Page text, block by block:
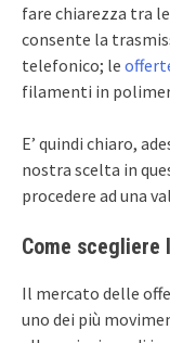
fare chiarezza tra
consente la
telefonico; le
filamenti in
E’ quindi chiaro,
nostra scelta in
procedere ad una
Come scegliere
Il mercato delle
uno dei più